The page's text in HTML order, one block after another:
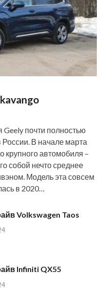
Geely почти полностью
В начале марта
крупного автомобиля –
собой нечто среднее
Модель эта совсем
в 2020…
Volkswagen Taos
Infiniti QX55